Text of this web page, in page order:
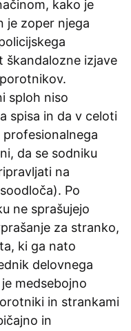
kako je
je zoper njega
škandalozne izjave
sploh niso
spisa in da v celoti
da se sodniku
na
Po
ne sprašujejo
za stranko,
ki ga nato
delovnega
medsebojno
in strankami
in